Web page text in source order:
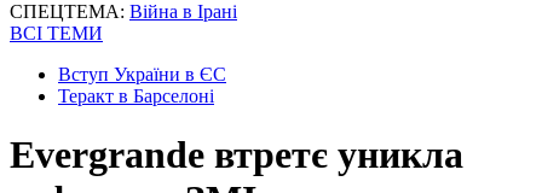
СПЕЦТЕМА: Війна в Ірані
ВСІ ТЕМИ
Вступ України в ЄС
Теракт в Барселоні
Evergrande втретє уникла